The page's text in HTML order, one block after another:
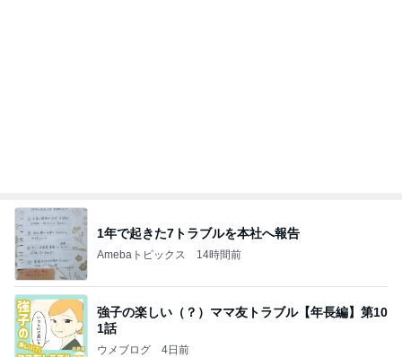
1年で起きた7トラブルを本社へ報告
Amebaトピックス 14時間前
強子の楽しい（？）ママ友トラブル【年長編】第10
1話
ウメブログ 4日前